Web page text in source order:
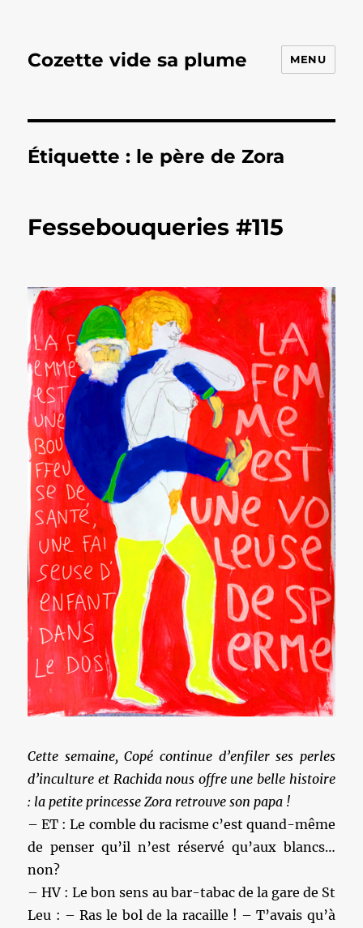
Cozette vide sa plume MENU
Étiquette : le père de Zora
Fessebouqueries #115
Cette semaine, Copé continue d’enfiler ses perles
d’inculture et Rachida nous offre une belle histoire
: la petite princesse Zora retrouve son papa !
– ET : Le comble du racisme c’est quand-même
de penser qu’il n’est réservé qu’aux blancs…
non?
– HV : Le bon sens au bar-tabac de la gare de St
Leu : – Ras le bol de la racaille ! – T’avais qu’à